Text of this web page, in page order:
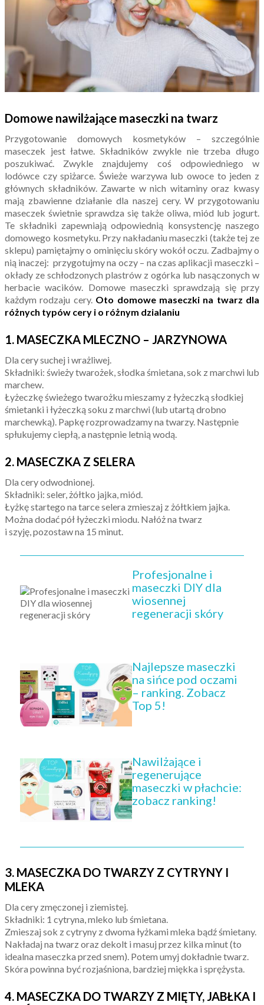
Domowe nawilżające maseczki na twarz
Przygotowanie domowych kosmetyków – szczególnie
maseczek jest łatwe. Składników zwykle nie trzeba długo
poszukiwać. Zwykle znajdujemy coś odpowiedniego w
lodówce czy spiżarce. Świeże warzywa lub owoce to jeden z
głównych składników. Zawarte w nich witaminy oraz kwasy
mają zbawienne działanie dla naszej cery. W przygotowaniu
maseczek świetnie sprawdza się także oliwa, miód lub jogurt.
Te składniki zapewniają odpowiednią konsystencję naszego
domowego kosmetyku. Przy nakładaniu maseczki (także tej ze
sklepu) pamiętajmy o ominięciu skóry wokół oczu. Zadbajmy o
nią inaczej: przygotujmy na oczy – na czas aplikacji maseczki –
okłady ze schłodzonych plastrów z ogórka lub nasączonych w
herbacie wacików. Domowe maseczki sprawdzają się przy
każdym rodzaju cery. Oto domowe maseczki na twarz dla
różnych typów cery i o różnym dzialaniu
1. MASECZKA MLECZNO – JARZYNOWA
Dla cery suchej i wrażliwej.
Składniki: świeży twarożek, słodka śmietana, sok z marchwi lub
marchew.
Łyżeczkę świeżego twarożku mieszamy z łyżeczką słodkiej
śmietanki i łyżeczką soku z marchwi (lub utartą drobno
marchewką). Papkę rozprowadzamy na twarzy. Następnie
spłukujemy ciepłą, a następnie letnią wodą.
2. MASECZKA Z SELERA
Dla cery odwodnionej.
Składniki: seler, żółtko jajka, miód.
Łyżkę startego na tarce selera zmieszaj z żółtkiem jajka.
Można dodać pół łyżeczki miodu. Nałóż na twarz
i szyję, pozostaw na 15 minut.
Profesjonalne i
maseczki DIY dla
wiosennej
regeneracji skóry
Najlepsze maseczki
na sińce pod oczami
– ranking. Zobacz
Top 5!
Nawilżające i
regenerujące
maseczki w płachcie:
zobacz ranking!
3. MASECZKA DO TWARZY Z CYTRYNY I
MLEKA
Dla cery zmęczonej i ziemistej.
Składniki: 1 cytryna, mleko lub śmietana.
Zmieszaj sok z cytryny z dwoma łyżkami mleka bądź śmietany.
Nakładaj na twarz oraz dekolt i masuj przez kilka minut (to
idealna maseczka przed snem). Potem umyj dokładnie twarz.
Skóra powinna być rozjaśniona, bardziej miękka i sprężysta.
4. MASECZKA DO TWARZY Z MIĘTY, JABŁKA I